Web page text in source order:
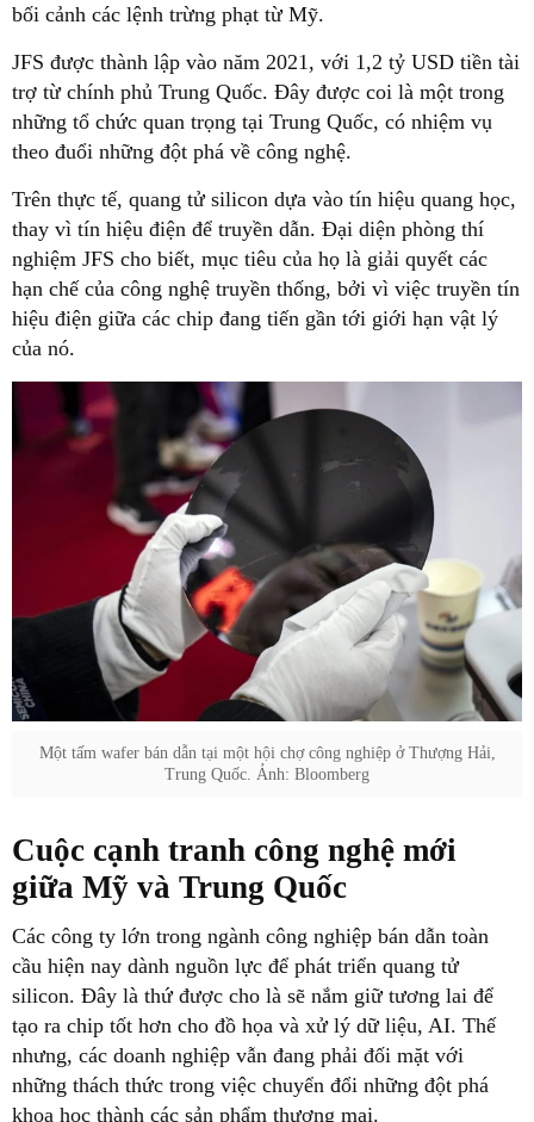
bối cảnh các lệnh trừng phạt từ Mỹ.
JFS được thành lập vào năm 2021, với 1,2 tỷ USD tiền tài
trợ từ chính phủ Trung Quốc. Đây được coi là một trong
những tổ chức quan trọng tại Trung Quốc, có nhiệm vụ
theo đuổi những đột phá về công nghệ.
Trên thực tế, quang tử silicon dựa vào tín hiệu quang học,
thay vì tín hiệu điện để truyền dẫn. Đại diện phòng thí
nghiệm JFS cho biết, mục tiêu của họ là giải quyết các
hạn chế của công nghệ truyền thống, bởi vì việc truyền tín
hiệu điện giữa các chip đang tiến gần tới giới hạn vật lý
của nó.
Một tấm wafer bán dẫn tại một hội chợ công nghiệp ở Thượng Hải,
Trung Quốc. Ảnh: Bloomberg
Cuộc cạnh tranh công nghệ mới
giữa Mỹ và Trung Quốc
Các công ty lớn trong ngành công nghiệp bán dẫn toàn
cầu hiện nay dành nguồn lực để phát triển quang tử
silicon. Đây là thứ được cho là sẽ nắm giữ tương lai để
tạo ra chip tốt hơn cho đồ họa và xử lý dữ liệu, AI. Thế
nhưng, các doanh nghiệp vẫn đang phải đối mặt với
những thách thức trong việc chuyển đổi những đột phá
khoa học thành các sản phẩm thương mại.